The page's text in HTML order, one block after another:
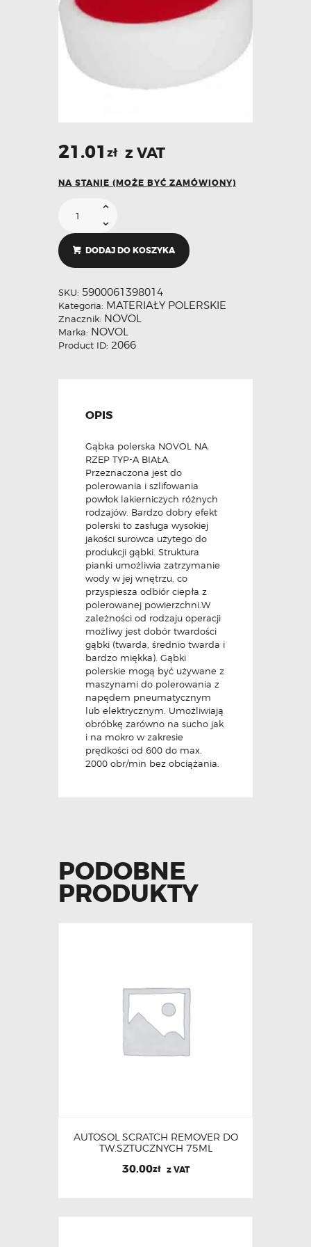
21.01 zł z VAT
NA STANIE (MOŻE BYĆ ZAMÓWIONY)
DODAJ DO KOSZYKA
SKU: 5900061398014
Kategoria: MATERIAŁY POLERSKIE
Znacznik: NOVOL
Marka: NOVOL
Product ID: 2066
OPIS
Gąbka polerska NOVOL NA
RZEP TYP-A BIAŁA.
Przeznaczona jest do
polerowania i szlifowania
powłok lakierniczych różnych
rodzajów. Bardzo dobry efekt
polerski to zasługa wysokiej
jakości surowca użytego do
produkcji gąbki. Struktura
pianki umożliwia zatrzymanie
wody w jej wnętrzu, co
przyspiesza odbiór ciepła z
polerowanej powierzchni.W
zależności od rodzaju operacji
możliwy jest dobór twardości
gąbki (twarda, średnio twarda i
bardzo miękka). Gąbki
polerskie mogą być używane z
maszynami do polerowania z
napędem pneumatycznym
lub elektrycznym. Umożliwiają
obróbkę zarówno na sucho jak
i na mokro w zakresie
prędkości od 600 do max.
2000 obr/min bez obciążania.
PODOBNE
PRODUKTY
AUTOSOL SCRATCH REMOVER DO
TW.SZTUCZNYCH 75ML
30.00zł z VAT